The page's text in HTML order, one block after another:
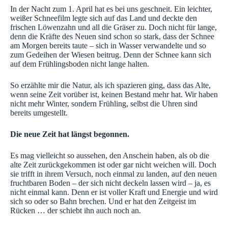
In der Nacht zum 1. April hat es bei uns geschneit. Ein leichter,
weißer Schneefilm legte sich auf das Land und deckte den
frischen Löwenzahn und all die Gräser zu. Doch nicht für lange,
denn die Kräfte des Neuen sind schon so stark, dass der Schnee
am Morgen bereits taute – sich in Wasser verwandelte und so
zum Gedeihen der Wiesen beitrug. Denn der Schnee kann sich
auf dem Frühlingsboden nicht lange halten.
So erzählte mir die Natur, als ich spazieren ging, dass das Alte,
wenn seine Zeit vorüber ist, keinen Bestand mehr hat. Wir haben
nicht mehr Winter, sondern Frühling, selbst die Uhren sind
bereits umgestellt.
Die neue Zeit hat längst begonnen.
Es mag vielleicht so aussehen, den Anschein haben, als ob die
alte Zeit zurückgekommen ist oder gar nicht weichen will. Doch
sie trifft in ihrem Versuch, noch einmal zu landen, auf den neuen
fruchtbaren Boden – der sich nicht deckeln lassen wird – ja, es
nicht einmal kann. Denn er ist voller Kraft und Energie und wird
sich so oder so Bahn brechen. Und er hat den Zeitgeist im
Rücken … der schiebt ihn auch noch an.